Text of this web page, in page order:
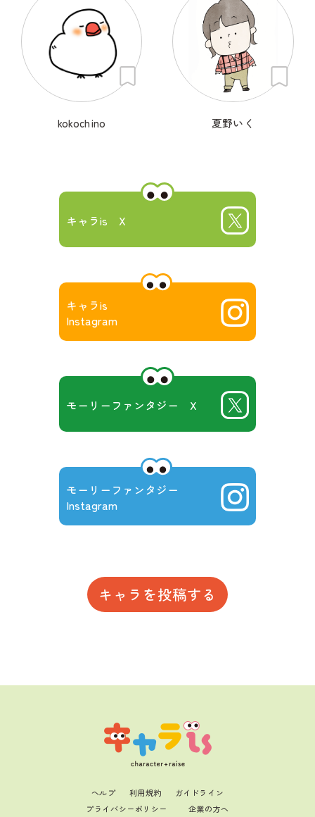
kokochino 夏野いく
キャラis X
キャラis
Instagram
モーリーファンタジー X
モーリーファンタジー
Instagram
キャラを投稿する
ヘルプ 利用規約
ガイドライン
プライバシーポリシー
企業の方へ